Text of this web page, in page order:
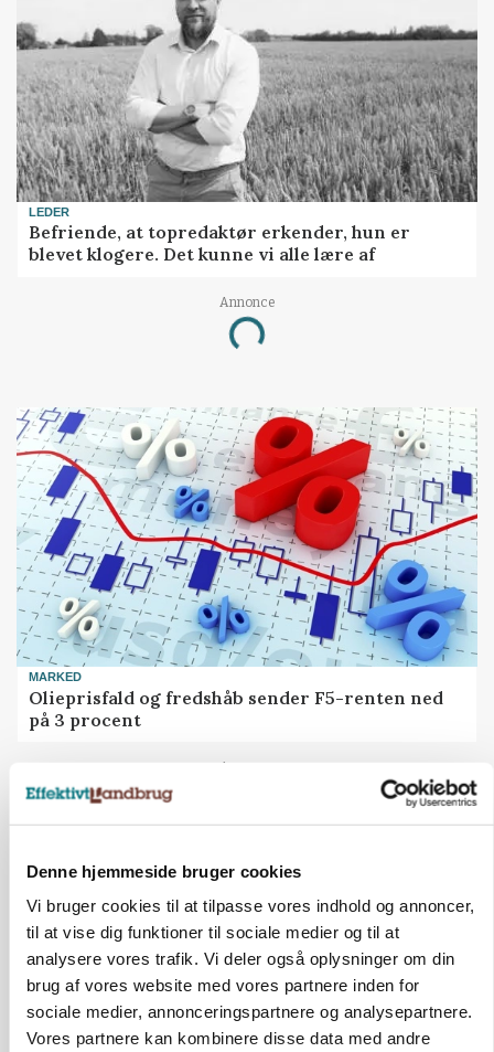
Denne hjemmeside bruger cookies
Vi bruger cookies til at tilpasse vores indhold og annoncer,
til at vise dig funktioner til sociale medier og til at
analysere vores trafik. Vi deler også oplysninger om din
brug af vores website med vores partnere inden for
sociale medier, annonceringspartnere og analysepartnere.
Vores partnere kan kombinere disse data med andre
LEDER
Befriende, at topredaktør erkender, hun er
blevet klogere. Det kunne vi alle lære af
Annonce
Loading...
MARKED
Olieprisfald og fredshåb sender F5-renten ned
på 3 procent
Annonce